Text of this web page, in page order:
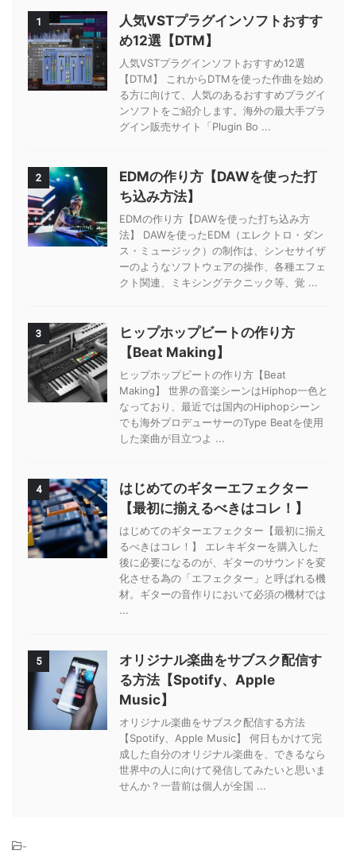
1
人気VSTプラグインソフトおすす
め12選【DTM】
人気VSTプラグインソフトおすすめ12選
【DTM】 これからDTMを使った作曲を始め
る方に向けて、人気のあるおすすめプラグイ
ンソフトをご紹介します。海外の最大手プラ
グイン販売サイト「Plugin Bo ...
2
EDMの作り方【DAWを使った打
ち込み方法】
EDMの作り方【DAWを使った打ち込み方
法】 DAWを使ったEDM（エレクトロ・ダン
ス・ミュージック）の制作は、シンセサイザ
ーのようなソフトウェアの操作、各種エフェ
クト関連、ミキシングテクニック等、覚 ...
3
ヒップホップビートの作り方
【Beat Making】
ヒップホップビートの作り方【Beat
Making】 世界の音楽シーンはHiphop一色と
なっており、最近では国内のHiphopシーン
でも海外プロデューサーのType Beatを使用
した楽曲が目立つよ ...
4
はじめてのギターエフェクター
【最初に揃えるべきはコレ！】
はじめてのギターエフェクター【最初に揃え
るべきはコレ！】 エレキギターを購入した
後に必要になるのが、ギターのサウンドを変
化させる為の「エフェクター」と呼ばれる機
材。ギターの音作りにおいて必須の機材では
...
5
オリジナル楽曲をサブスク配信す
る方法【Spotify、Apple
Music】
オリジナル楽曲をサブスク配信する方法
【Spotify、Apple Music】 何日もかけて完
成した自分のオリジナル楽曲を、できるなら
世界中の人に向けて発信してみたいと思いま
せんか？一昔前は個人が全国 ...
-